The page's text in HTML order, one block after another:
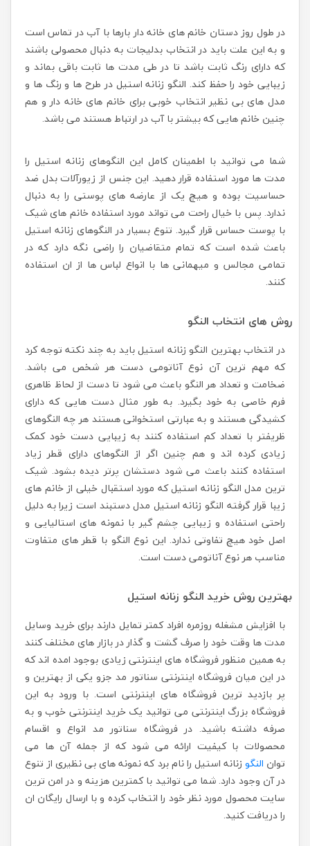
در طول روز دستان خانم های خانه دار بارها با آب در تماس است
و به این علت باید در انتخاب بدلیجات به دنبال محصولی باشند
که دارای رنگ ثابت باشد تا در طی مدت ها ثابت باقی بماند و
زیبایی خود را حفظ کند. النگو زنانه استیل در طرح ها و رنگ ها و
مدل های بی نظیر انتخاب خوبی برای خانم های خانه دار و هم
چنین خانم هایی که بیشتر با آب در ارتباط هستند می باشد.
شما می توانید با اطمینان کامل این النگوهای زنانه استیل را
مدت ها مورد استفاده قرار دهید. این جنس از زیورآلات بدل ضد
حساسیت بوده و هیچ یک از عارضه های پوستی را به دنبال
ندارد. پس با خیال راحت می تواند مورد استفاده خانم های شیک
با پوست حساس قرار گیرد. تنوع بسیار در النگوهای زنانه استیل
باعث شده است که تمام متقاضیان را راضی نگه دارد که در
تمامی مجالس و میهمانی ها با انواع لباس ها از ان استفاده
کنند.
روش های انتخاب النگو
در انتخاب بهترین النگو زنانه استیل باید به چند نکته توجه کرد
که مهم ترین آن نوع آناتومی دست هر شخص می باشد.
ضخامت و تعداد هر النگو باعث می شود تا دست از لحاظ ظاهری
فرم خاصی به خود بگیرد. به طور مثال دست هایی که دارای
کشیدگی هستند و به عبارتی استخوانی هستند هر چه النگوهای
ظریفتر با تعداد کم استفاده کنند به زیبایی دست خود کمک
زیادی کرده اند و هم چنین اگر از النگوهای دارای قطر زیاد
استفاده کنند باعث می شود دستشان پرتر دیده بشود. شیک
ترین مدل النگو زنانه استیل که مورد استقبال خیلی از خانم های
زیبا قرار گرفته النگو زنانه استیل مدل دستبند است زیرا به دلیل
راحتی استفاده و زیبایی چشم گیر با نمونه های استالیایی و
اصل خود هیچ تفاوتی ندارد. این نوع النگو با قطر های متفاوت
مناسب هر نوع آناتومی دست است.
بهترین روش خرید النگو زنانه استیل
با افزایش مشغله روزمره افراد کمتر تمایل دارند برای خرید وسایل
مدت ها وقت خود را صرف گشت و گذار در بازار های مختلف کنند
به همین منظور فروشگاه های اینترنتی زیادی بوجود امده اند که
در این میان فروشگاه اینترنتی سناتور مد جزو یکی از بهترین و
پر بازدید ترین فروشگاه های اینترنتی است. با ورود به این
فروشگاه بزرگ اینترنتی می توانید یک خرید اینترنتی خوب و به
صرفه داشته باشید. در فروشگاه سناتور مد انواع و اقسام
محصولات با کیفیت ارائه می شود که از جمله آن ها می
توان النگو زنانه استیل را نام برد که نمونه های بی نظیری از تنوع
در آن وجود دارد. شما می توانید با کمترین هزینه و در امن ترین
سایت محصول مورد نظر خود را انتخاب کرده و با ارسال رایگان ان
را دریافت کنید.